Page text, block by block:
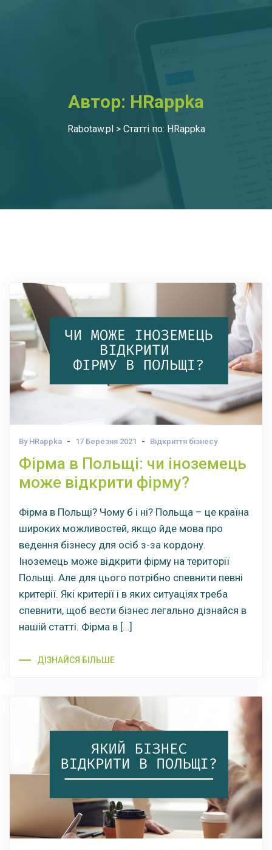
Автор: HRappka
Rabotaw.pl> Статті по: HRappka
By HRappka 17 Березня 2021 Відкриття бізнесу
Фірма в Польщі: чи іноземець
може відкрити фірму?
Фірма в Польщі? Чому б і ні? Польща – це країна
широких можливостей, якщо йде мова про
ведення бізнесу для осіб з-за кордону.
Іноземець може відкрити фірму на території
Польщі. Але для цього потрібно спевнити певні
критерії. Які критерії і в яких ситуаціях треба
спевнити, щоб вести бізнес легально дізнайся в
нашій статті. Фірма в […]
ДІЗНАЙСЯ БІЛЬШЕ